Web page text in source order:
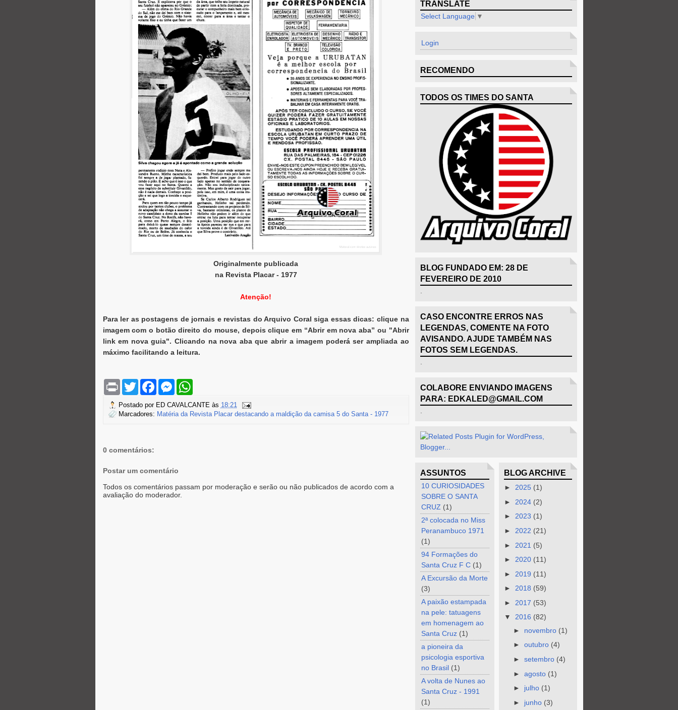
Originalmente publicada
na Revista Placar - 1977
Atenção!
Para ler as postagens de jornais e revistas do Arquivo Coral siga essas dicas: clique na
imagem com o botão direito do mouse, depois clique em “Abrir em nova aba” ou "Abrir
link em nova guia". Clicando na nova aba que abrir a imagem poderá ser ampliada ao
máximo facilitando a leitura.
P
n
t
T
w
t
t
F
e
b
M
s
e
W
t
s
Postado por ED CAVALCANTE às 18:21
Marcadores: Matéria da Revista Placar destacando a maldição da camisa 5 do Santa - 1977
0 comentários:
Postar um comentário
Todos os comentários passam por moderação e serão ou não publicados de acordo com a
avaliação do moderador.
TRANSLATE
Select Language ▼
Login
RECOMENDO
TODOS OS TIMES DO SANTA
BLOG FUNDADO EM: 28 DE
FEVEREIRO DE 2010
CASO ENCONTRE ERROS NAS
LEGENDAS, COMENTE NA FOTO
AVISANDO. AJUDE TAMBÉM NAS
FOTOS SEM LEGENDAS.
COLABORE ENVIANDO IMAGENS
PARA: EDKALED@GMAIL.COM
ASSUNTOS
10 CURIOSIDADES
SOBRE O SANTA
CRUZ (1)
2ª colocada no Miss
Peranambuco 1971
(1)
94 Formações do
Santa Cruz F C (1)
A Excursão da Morte
(3)
A paixão estampada
na pele: tatuagens
em homenagem ao
Santa Cruz (1)
a pioneira da
psicologia esportiva
no Brasil (1)
A volta de Nunes ao
Santa Cruz - 1991
(1)
BLOG ARCHIVE
►2025 (1)
► 2024 (2)
►2023 (1)
► 2022 (21)
► 2021 (5)
► 2020 (11)
► 2019 (11)
►2018 (59)
► 2017 (53)
▼2016 (82)
► novembro (1)
► outubro (4)
► setembro (4)
► agosto (1)
► julho (1)
► junho (3)